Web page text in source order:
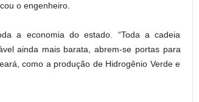
o engenheiro.
a economia do estado. “Toda a cadeia
ainda mais barata, abrem-se portas para
como a produção de Hidrogênio Verde e